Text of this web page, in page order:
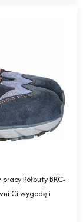
Półbuty BRC-
Ci wygodę i